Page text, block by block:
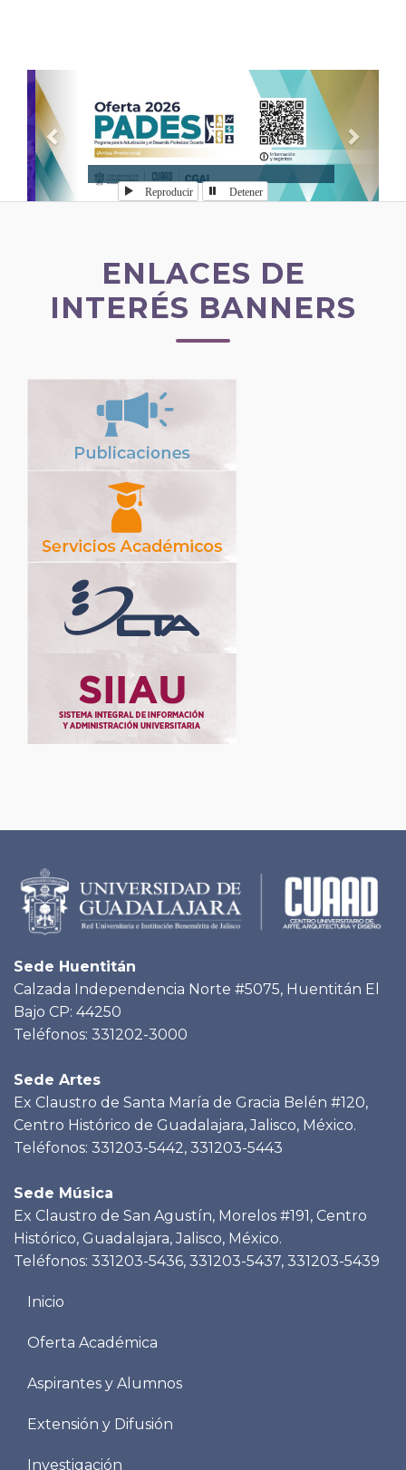
Reproducir Detener
ENLACES DE
INTERÉS BANNERS
Sede Huentitán
Calzada Independencia Norte #5075, Huentitán El
Bajo CP: 44250
Teléfonos: 331202-3000
Sede Artes
Ex Claustro de Santa María de Gracia Belén #120,
Centro Histórico de Guadalajara, Jalisco, México.
Teléfonos: 331203-5442, 331203-5443
Sede Música
Ex Claustro de San Agustín, Morelos #191, Centro
Histórico, Guadalajara, Jalisco, México.
Teléfonos: 331203-5436, 331203-5437, 331203-5439
Menu
Inicio
Oferta Académica
Aspirantes y Alumnos
Extensión y Difusión
Investigación